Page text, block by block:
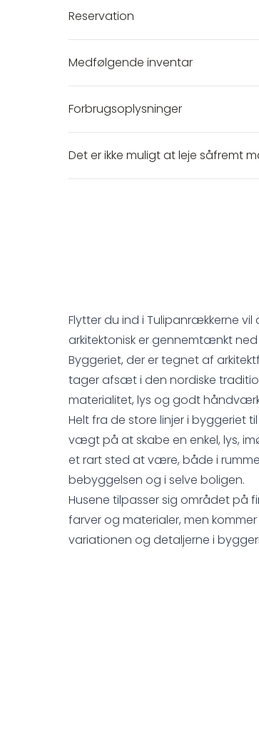
Reservation
Medfølgende inventar
Forbrugsoplysninger
Det er ikke muligt at leje såfremt
Flytter du ind i Tulipanrækkerne
arkitektonisk er gennemtænkt
Byggeriet, der er tegnet af
tager afsæt i den nordiske
materialitet, lys og godt
Helt fra de store linjer i byggeriet
vægt på at skabe en enkel, lys,
et rart sted at være, både i
bebyggelsen og i selve boligen.
Husene tilpasser sig området på
farver og materialer, men
variationen og detaljerne i